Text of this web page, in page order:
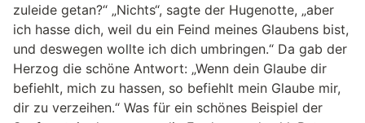
zuleide getan?“ „Nichts“, sagte der Hugenotte, „aber
ich hasse dich, weil du ein Feind meines Glaubens bist,
und deswegen wollte ich dich umbringen.“ Da gab der
Herzog die schöne Antwort: „Wenn dein Glaube dir
befiehlt, mich zu hassen, so befiehlt mein Glaube mir,
dir zu verzeihen.“ Was für ein schönes Beispiel der